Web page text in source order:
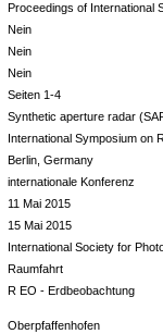
Proceedings of International
Nein
Nein
Nein
Seiten 1-4
Synthetic aperture radar
International Symposium on
Berlin, Germany
internationale Konferenz
11 Mai 2015
15 Mai 2015
International Society for
Raumfahrt
R EO - Erdbeobachtung
Oberpfaffenhofen